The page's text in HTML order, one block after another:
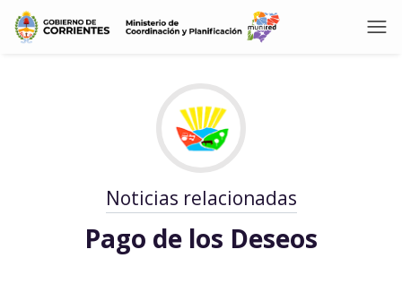
Noticias relacionadas
Pago de los Deseos